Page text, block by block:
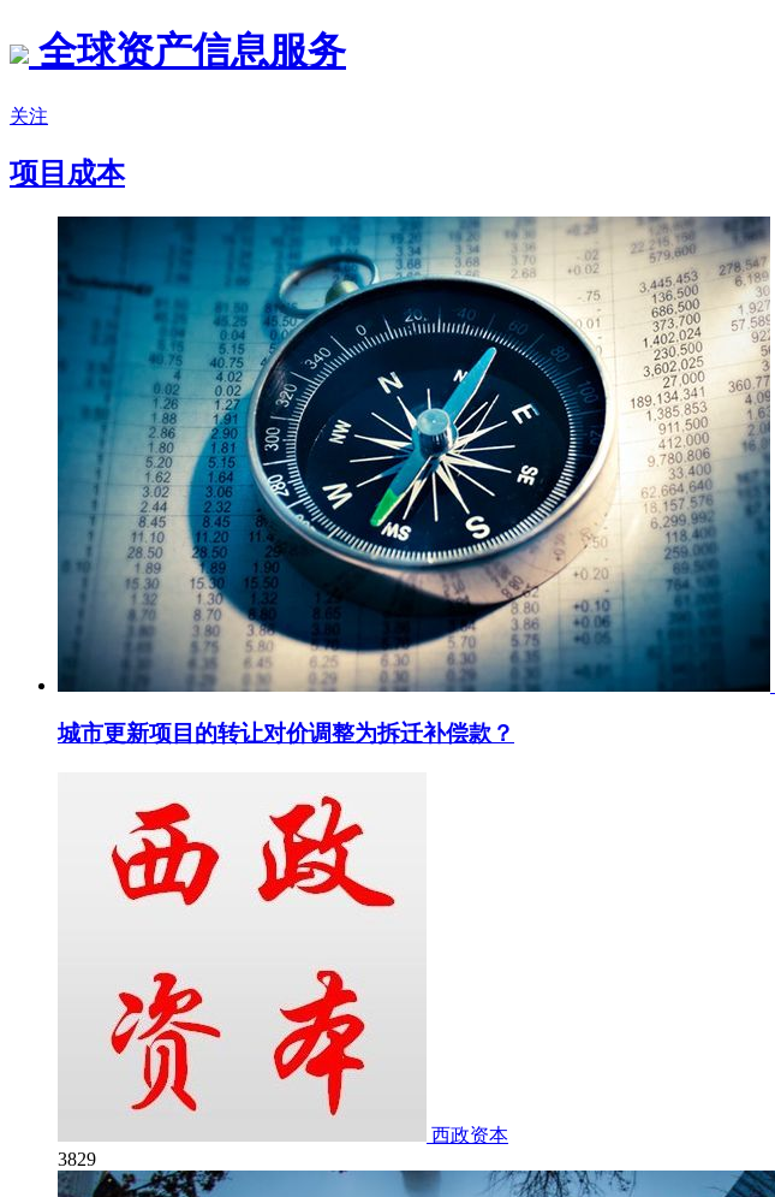
全球资产信息服务
关注
项目成本
城市更新项目的转让对价调整为拆迁补偿款？
西政资本
3829